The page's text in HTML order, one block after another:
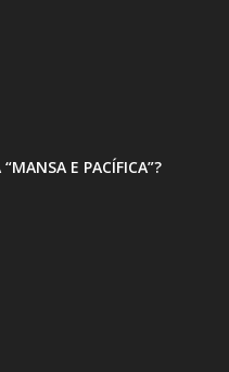
“MANSA E PACÍFICA”?